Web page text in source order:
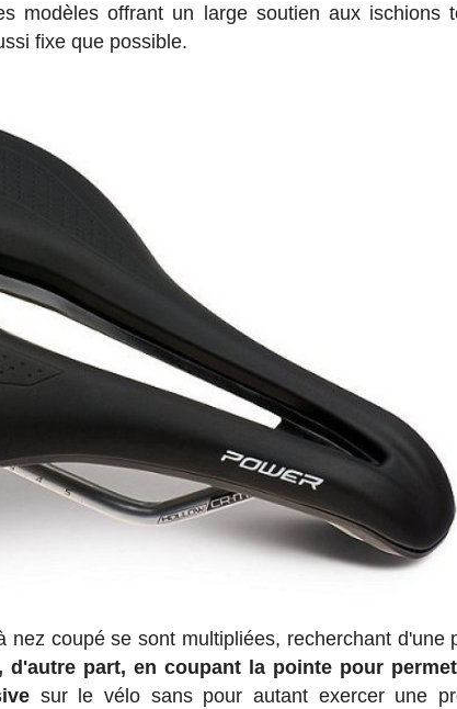
modèles offrant un large soutien aux ischions
fixe que possible.
coupé se sont multipliées, recherchant d'une
part, en coupant la pointe pour
sur le vélo sans pour autant exercer une